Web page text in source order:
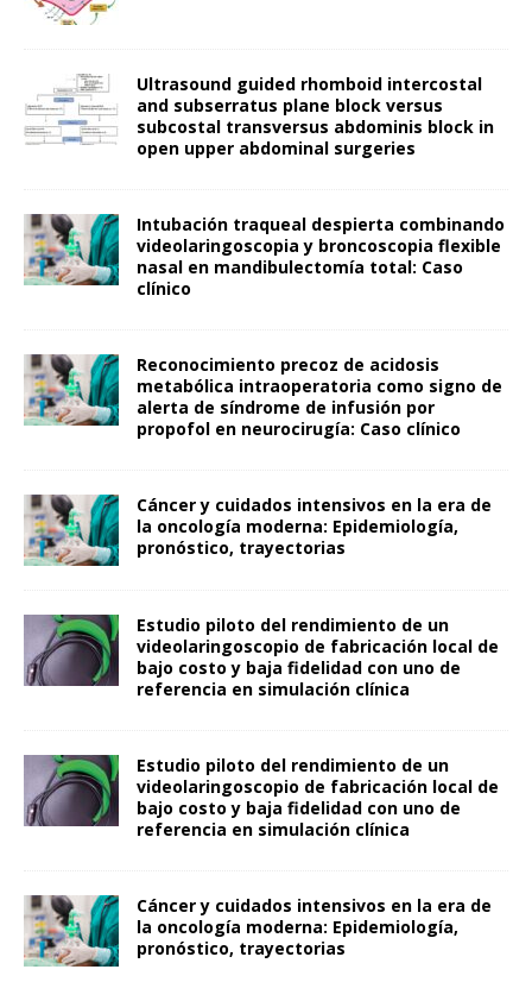
Ultrasound guided rhomboid intercostal
and subserratus plane block versus
subcostal transversus abdominis block in
open upper abdominal surgeries
Intubación traqueal despierta combinando
videolaringoscopia y broncoscopia flexible
nasal en mandibulectomía total: Caso
clínico
Reconocimiento precoz de acidosis
metabólica intraoperatoria como signo de
alerta de síndrome de infusión por
propofol en neurocirugía: Caso clínico
Cáncer y cuidados intensivos en la era de
la oncología moderna: Epidemiología,
pronóstico, trayectorias
Estudio piloto del rendimiento de un
videolaringoscopio de fabricación local de
bajo costo y baja fidelidad con uno de
referencia en simulación clínica
Estudio piloto del rendimiento de un
videolaringoscopio de fabricación local de
bajo costo y baja fidelidad con uno de
referencia en simulación clínica
Cáncer y cuidados intensivos en la era de
la oncología moderna: Epidemiología,
pronóstico, trayectorias